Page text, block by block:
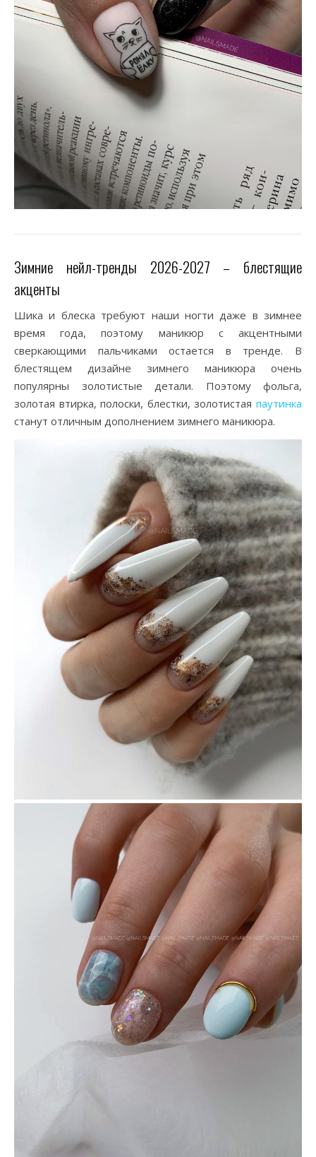
Зимние нейл-тренды 2026-2027 – блестящие
акценты
Шика и блеска требуют наши ногти даже в зимнее
время года, поэтому маникюр с акцентными
сверкающими пальчиками остается в тренде. В
блестящем дизайне зимнего маникюра очень
популярны золотистые детали. Поэтому фольга,
золотая втирка, полоски, блестки, золотистая паутинка
станут отличным дополнением зимнего маникюра.